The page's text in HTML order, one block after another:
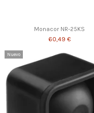
Monacor NR-25KS
60,49 €
Nuevo